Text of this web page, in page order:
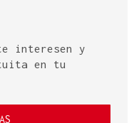
interesen y
en tu